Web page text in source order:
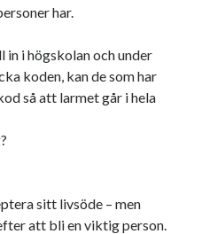
har.
in i högskolan och under
koden, kan de som har
så att larmet går i hela
sitt livsöde – men
att bli en viktig person.